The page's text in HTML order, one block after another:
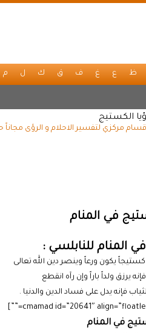
ظ ع غ ف ق ك ل م
الكستيج
مركزي لتفسير الاحلام و الرؤى
في المنام
المنام للنابلسي :
يكون ورعاً وينصر دين الله تعالى
يرزق ولداً باراً وإن رآه انقطع
فإنه يدل على فساد الدين والدنيا .
في المنام